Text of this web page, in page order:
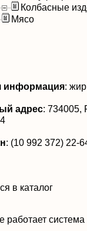
Колбасные
Мясо
информация: жир
адрес: 734005,
: (10 992 372) 22-
в каталог
работает